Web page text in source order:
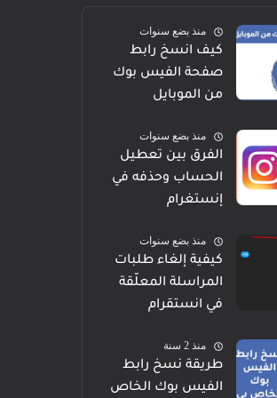
منذ بضع سنوات
كيف انسخ رابط
صفحة الفيس بوك
من الموبايل
منذ بضع سنوات
الفرق بين تعطيل
الحساب وحذفه في
إنستغرام
منذ بضع سنوات
كيفية إلغاء طلبات
المراسلة المعلّقة
في انستقرام
منذ 2 سنة
طريقة نسخ رابط
الفيس بوك الخاص